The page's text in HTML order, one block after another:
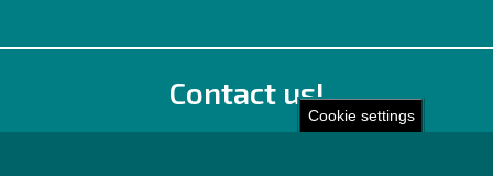
Cookie settings
Contact us!
Office